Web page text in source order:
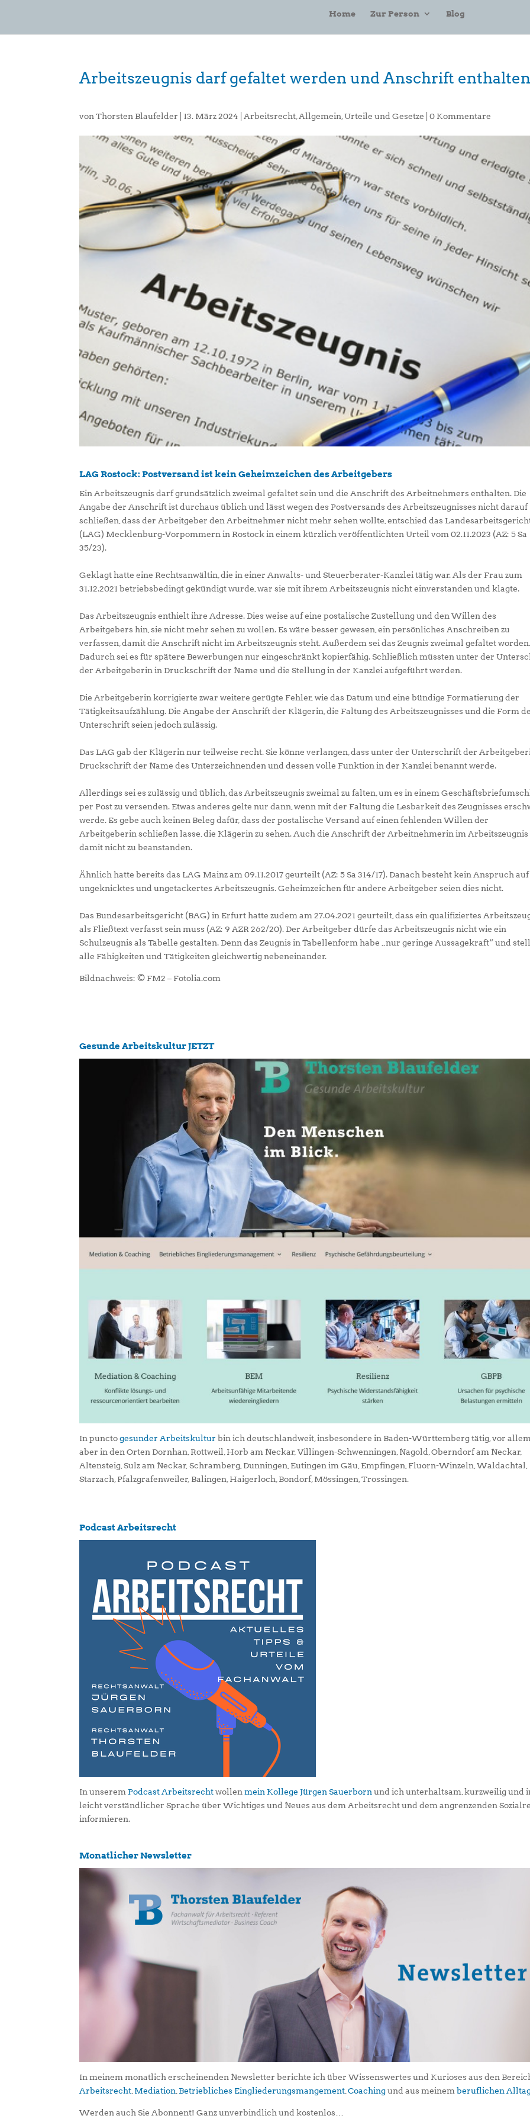
Home Zur Person Blog
Arbeitszeugnis darf gefaltet werden und Anschrift
vonThorsten Blaufelder |13. März 2024 Arbeitsrecht Allgemein ,Urteile und Gesetze |0 Kommentare
LAG Rostock: Postversand ist kein Geheimzeichen des Arbeitgebers
Ein Arbeitszeugnis darf grundsätzlich zweimal gefaltet sein und die Anschrift des Arbeitnehmers enthalten. Die
Angabe der Anschrift ist durchaus üblich und lässt wegen des Postversands des Arbeitszeugnisses nicht darauf
schließen, dass der Arbeitgeber den Arbeitnehmer nicht mehr sehen wollte, entschied das
(LAG) Mecklenburg-Vorpommern in Rostock in einem kürzlich veröffentlichten Urteil vom 02.11.2023 (AZ: 5 Sa
35/23).
Geklagt hatte eine Rechtsanwältin, die in einer Anwalts- und Steuerberater-Kanzlei tätig war. Als der Frau zum
31.12.2021 betriebsbedingt gekündigt wurde, war sie mit ihrem Arbeitszeugnis nicht einverstanden und klagte.
Das Arbeitszeugnis enthielt ihre Adresse. Dies weise auf eine postalische Zustellung und den Willen des
Arbeitgebers hin, sie nicht mehr sehen zu wollen. Es wäre besser gewesen, ein persönliches Anschreiben zu
verfassen, damit die Anschrift nicht im Arbeitszeugnis steht. Außerdem sei das Zeugnis zweimal gefaltet
Dadurch sei es für spätere Bewerbungen nur eingeschränkt kopierfähig. Schließlich müssten unter der
der Arbeitgeberin in Druckschrift der Name und die Stellung in der Kanzlei aufgeführt werden.
Die Arbeitgeberin korrigierte zwar weitere gerügte Fehler, wie das Datum und eine bündige Formatierung der
Tätigkeitsaufzählung. Die Angabe der Anschrift der Klägerin, die Faltung des Arbeitszeugnisses und die Form
Unterschrift seien jedoch zulässig.
Das LAG gab der Klägerin nur teilweise recht. Sie könne verlangen, dass unter der Unterschrift der
Druckschrift der Name des Unterzeichnenden und dessen volle Funktion in der Kanzlei benannt werde.
Allerdings sei es zulässig und üblich, das Arbeitszeugnis zweimal zu falten, um es in einem
per Post zu versenden. Etwas anderes gelte nur dann, wenn mit der Faltung die Lesbarkeit des Zeugnisses
werde. Es gebe auch keinen Beleg dafür, dass der postalische Versand auf einen fehlenden Willen der
Arbeitgeberin schließen lasse, die Klägerin zu sehen. Auch die Anschrift der Arbeitnehmerin im Arbeitszeugnis
damit nicht zu beanstanden.
Ähnlich hatte bereits das LAG Mainz am 09.11.2017 geurteilt (AZ: 5 Sa 314/17). Danach besteht kein Anspruch
ungeknicktes und ungetackertes Arbeitszeugnis. Geheimzeichen für andere Arbeitgeber seien dies nicht.
Das Bundesarbeitsgericht (BAG) in Erfurt hatte zudem am 27.04.2021 geurteilt, dass ein qualifiziertes
als Fließtext verfasst sein muss (AZ: 9 AZR 262/20). Der Arbeitgeber dürfe das Arbeitszeugnis nicht wie ein
Schulzeugnis als Tabelle gestalten. Denn das Zeugnis in Tabellenform habe „nur geringe Aussagekraft“ und
alle Fähigkeiten und Tätigkeiten gleichwertig nebeneinander.
Bildnachweis: © FM2 – Fotolia.com
Gesunde Arbeitskultur JETZT
In punctogesunder Arbeitskultur bin ich deutschlandweit, insbesondere in Baden-Württemberg tätig, vor
aber in den Orten Dornhan, Rottweil, Horb am Neckar, Villingen-Schwenningen, Nagold, Oberndorf am Neckar,
Altensteig, Sulz am Neckar, Schramberg, Dunningen, Eutingen im Gäu, Empfingen, Fluorn-Winzeln, Waldachtal,
Starzach, Pfalzgrafenweiler, Balingen, Haigerloch, Bondorf, Mössingen, Trossingen.
Podcast Arbeitsrecht
In unserem Podcast Arbeitsrechtwollenmein Kollege Jürgen Sauerborn und ich unterhaltsam, kurzweilig und
leicht verständlicher Sprache über Wichtiges und Neues aus dem Arbeitsrecht und dem angrenzenden
informieren.
Monatlicher Newsletter
In meinem monatlich erscheinenden Newsletter berichte ich über Wissenswertes und Kurioses aus den
Arbeitsrecht Mediation Betriebliches Eingliederungsmangement ,Coachingund aus meinemberuflichen
Werden auch Sie Abonnent! Ganz unverbindlich und kostenlos…